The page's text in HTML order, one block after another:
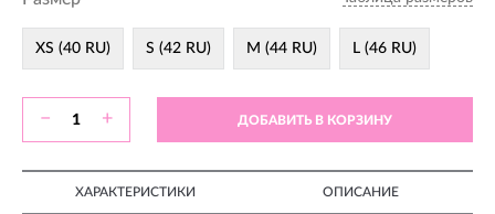
XS (40 RU) S (42 RU) M (44 RU) L (46 RU)
− + ДОБАВИТЬ В КОРЗИНУ
ХАРАКТЕРИСТИКИ ОПИСАНИЕ